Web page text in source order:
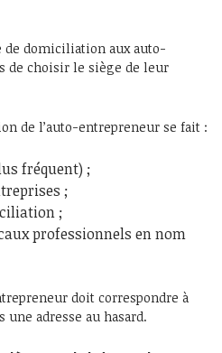
de domiciliation aux auto-
de choisir le siège de leur
de l’auto-entrepreneur se fait :
fréquent) ;
;
;
professionnels en nom
doit correspondre à
adresse au hasard.